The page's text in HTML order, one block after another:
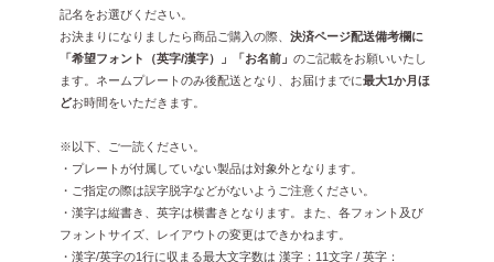
記名をお選びください。
お決まりになりましたら商品ご購入の際、決済ページ配送備考欄に
「希望フォント（英字/漢字）」「お名前」のご記載をお願いいたし
ます。ネームプレートのみ後配送となり、お届けまでに最大1か月ほ
どお時間をいただきます。
※以下、ご一読ください。
・プレートが付属していない製品は対象外となります。
・ご指定の際は誤字脱字などがないようご注意ください。
・漢字は縦書き、英字は横書きとなります。また、各フォント及び
フォントサイズ、レイアウトの変更はできかねます。
・漢字/英字の1行に収まる最大文字数は 漢字：11文字 / 英字：